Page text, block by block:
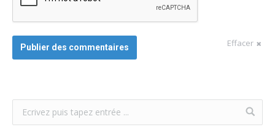
Effacer
Publier des commentaires